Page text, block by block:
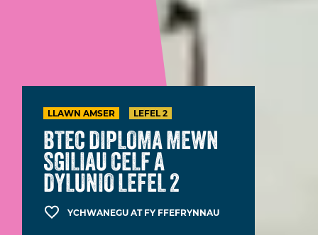
LLAWN AMSER LEFEL 2
BTEC DIPLOMA MEWN
SGILIAU CELF A
DYLUNIO LEFEL 2
YCHWANEGU AT FY FFEFRYNNAU